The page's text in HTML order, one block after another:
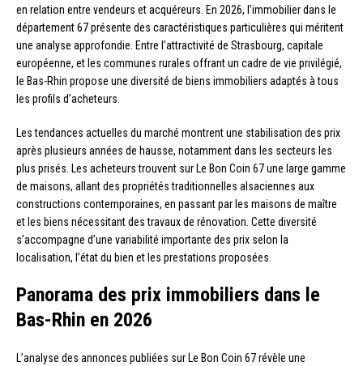
en relation entre vendeurs et acquéreurs. En 2026, l’immobilier dans le
département 67 présente des caractéristiques particulières qui méritent
une analyse approfondie. Entre l’attractivité de Strasbourg, capitale
européenne, et les communes rurales offrant un cadre de vie privilégié,
le Bas-Rhin propose une diversité de biens immobiliers adaptés à tous
les profils d’acheteurs.
Les tendances actuelles du marché montrent une stabilisation des prix
après plusieurs années de hausse, notamment dans les secteurs les
plus prisés. Les acheteurs trouvent sur Le Bon Coin 67 une large gamme
de maisons, allant des propriétés traditionnelles alsaciennes aux
constructions contemporaines, en passant par les maisons de maître
et les biens nécessitant des travaux de rénovation. Cette diversité
s’accompagne d’une variabilité importante des prix selon la
localisation, l’état du bien et les prestations proposées.
Panorama des prix immobiliers dans le
Bas-Rhin en 2026
L’analyse des annonces publiées sur Le Bon Coin 67 révèle une